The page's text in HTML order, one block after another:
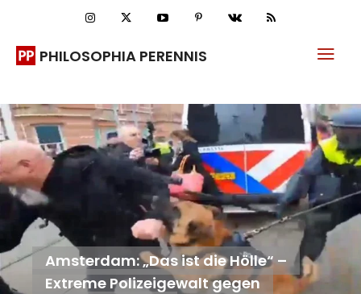
PHILOSOPHIA PERENNIS
Amsterdam: „Das ist die Hölle“ –
Extreme Polizeigewalt gegen